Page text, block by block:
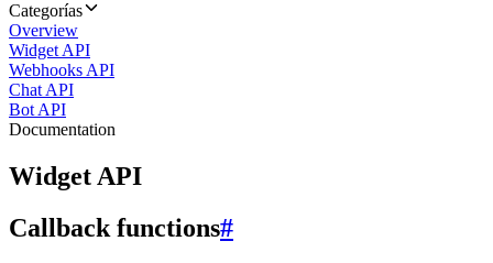
Categorías
Overview
Widget API
Webhooks API
Chat API
Bot API
Documentation
Widget API
Callback functions#